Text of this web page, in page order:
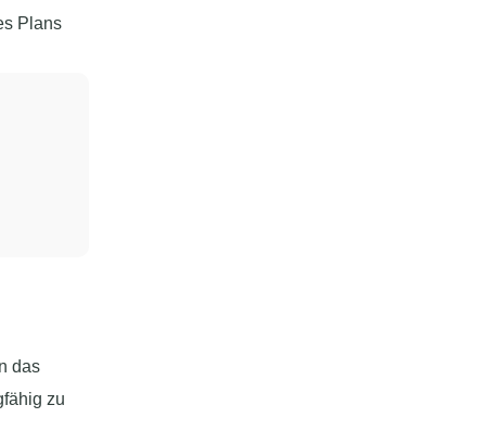
Plans
das
zu